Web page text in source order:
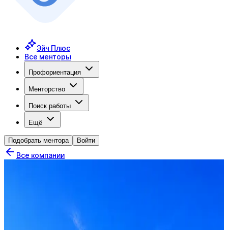
Эйч Плюс
Все менторы
Профориентация
Менторство
Поиск работы
Ещё
Подобрать ментора Войти
Все компании